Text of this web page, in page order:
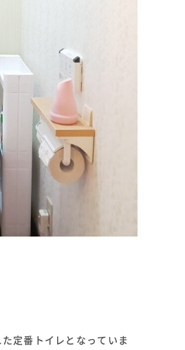
定番トイレとなっていま